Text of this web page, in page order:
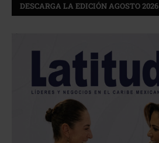
DESCARGA LA EDICIÓN AGOSTO 2026